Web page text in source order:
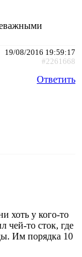
19/08/2016 19:59:17
#2261668
Ответить
хоть у кого-то
чей-то сток, где
Им порядка 10